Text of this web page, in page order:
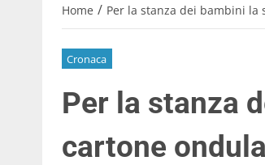
Home / Per la stanza dei bambini
Cronaca
Per la stanza
cartone